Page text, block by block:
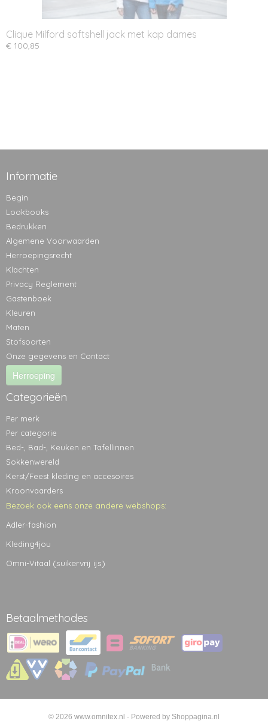
Clique Milford softshell jack met kap dames
€ 100,85
Informatie
Begin
Lookbooks
Bedrukken
Algemene Voorwaarden
Herroepingsrecht
Klachten
Privacy Reglement
Gastenboek
Kleuren
Maten
Stofsoorten
Onze gegevens en Contact
Herroeping
Categorieën
Per merk
Per categorie
Bed-, Bad-, Keuken en Tafellinnen
Sokkenwereld
Kerst/Feest kleding en accesoires
Kroonvaarders
Bezoek ook eens onze andere webshops:
Adler-fashion
Kleding4jou
Omni-Vitaal (suikervrij ijs)
Betaalmethodes
© 2026 www.omnitex.nl - Powered by Shoppagina.nl